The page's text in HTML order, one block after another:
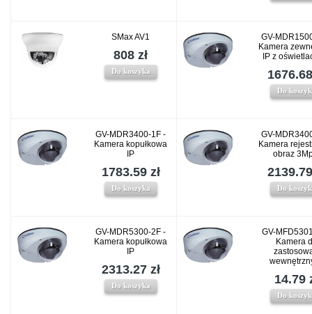
SMax AV1
808 zł
Do koszyka
GV-
Kamera
IP z
Do
GV-MDR3400-1F -
Kamera kopułkowa
IP
1783.59 zł
Do koszyka
GV-
Kamera
obraz
Do
GV-MDR5300-2F -
Kamera kopułkowa
IP
2313.27 zł
Do koszyka
GV-
Kamera
14.79
Do